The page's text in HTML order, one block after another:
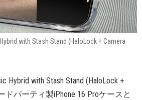
with Stash Stand (HaloLock + Camera
Hybrid with Stash Stand (HaloLock +
ドパーティ製iPhone 16 Proケースと